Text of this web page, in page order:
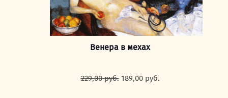
Венера в мехах
229,00руб. Первоначальная
189,00 руб.